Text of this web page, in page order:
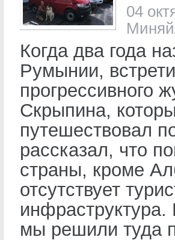
04
Когда два года
Румынии,
прогрессивного
Скрыпина,
путешествовал
рассказал, что
страны, кроме
отсутствует
мы решили туда